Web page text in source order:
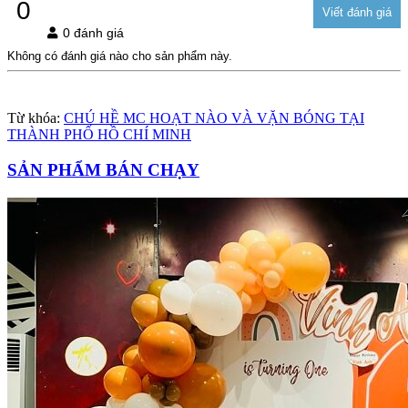
0
0 đánh giá
Không có đánh giá nào cho sản phẩm này.
Từ khóa: CHÚ HỀ MC HOẠT NÀO VÀ VẶN BÓNG TẠI
THÀNH PHỐ HỒ CHÍ MINH
SẢN PHẨM BÁN CHẠY